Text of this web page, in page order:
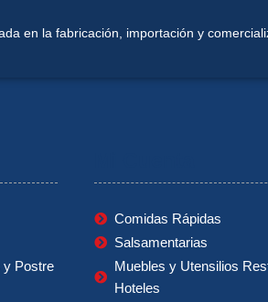
en la fabricación, importación y
y Postre
Comidas Rápidas
Salsamentarias
Muebles y Utensilios
Hoteles